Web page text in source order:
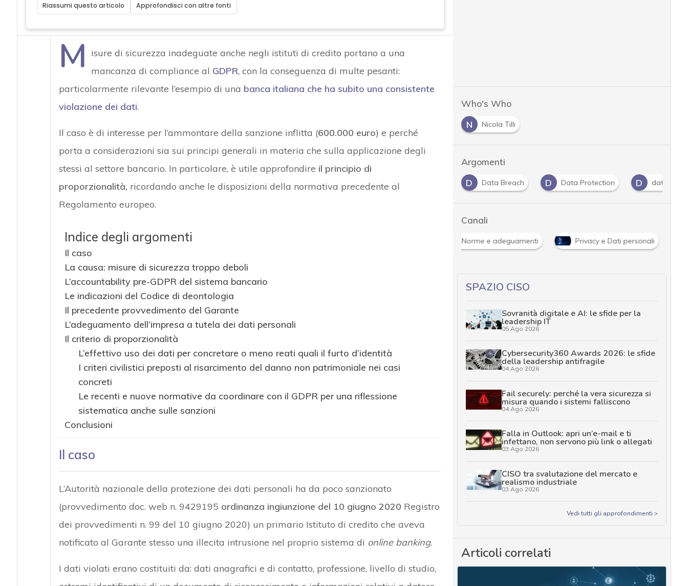
Riassumi questo articolo Approfondisci con altre fonti
M
isure di sicurezza inadeguate anche negli istituti di credito portano a una
mancanza di compliance al GDPR, con la conseguenza di multe pesanti:
particolarmente rilevante l’esempio di una banca italiana che ha subito una consistente
violazione dei dati.
Il caso è di interesse per l’ammontare della sanzione inflitta (600.000 euro) e perché
porta a considerazioni sia sui principi generali in materia che sulla applicazione degli
stessi al settore bancario. In particolare, è utile approfondire il principio di
proporzionalità, ricordando anche le disposizioni della normativa precedente al
Regolamento europeo.
Indice degli argomenti
Il caso
La causa: misure di sicurezza troppo deboli
L’accountability pre-GDPR del sistema bancario
Le indicazioni del Codice di deontologia
Il precedente provvedimento del Garante
L’adeguamento dell’impresa a tutela dei dati personali
Il criterio di proporzionalità
L’effettivo uso dei dati per concretare o meno reati quali il furto d’identità
I criteri civilistici preposti al risarcimento del danno non patrimoniale nei casi
concreti
Le recenti e nuove normative da coordinare con il GDPR per una riflessione
sistematica anche sulle sanzioni
Conclusioni
Il caso
L’Autorità nazionale della protezione dei dati personali ha da poco sanzionato
(provvedimento doc. web n. 9429195 ordinanza ingiunzione del 10 giugno 2020 Registro
dei provvedimenti n. 99 del 10 giugno 2020) un primario Istituto di credito che aveva
notificato al Garante stesso una illecita intrusione nel proprio sistema di online banking.
I dati violati erano costituiti da: dati anagrafici e di contatto, professione, livello di studio,
Who's Who
N
Nicola Tilli
Argomenti
A
Accountability D Data Breach D Data Protection D dati
Canali
Norme e adeguamenti Privacy e Dati personali
SPAZIO CISO
Sovranità digitale e AI: le sfide per la
leadership IT
05 Ago 2026
Cybersecurity360 Awards 2026: le sfide
della leadership antifragile
04 Ago 2026
Fail securely: perché la vera sicurezza si
misura quando i sistemi falliscono
04 Ago 2026
Falla in Outlook: apri un’e-mail e ti
infettano, non servono più link o allegati
03 Ago 2026
CISO tra svalutazione del mercato e
realismo industriale
03 Ago 2026
Vedi tutti gli approfondimenti >
Articoli correlati